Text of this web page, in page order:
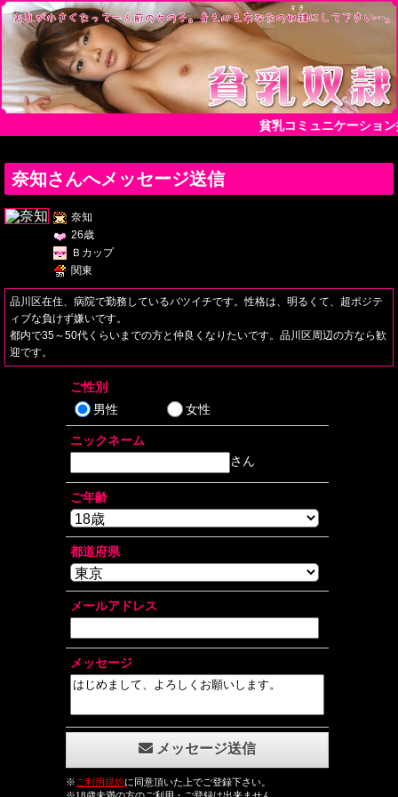
貧乳コミュニケーショ
奈知さんへメッセージ送信
奈知
26歳
Ｂカップ
関東
品川区在住、病院で勤務しているバツイチです。性格は、明るくて、超ポジテ
ィブな負けず嫌いです。
都内で35～50代くらいまでの方と仲良くなりたいです。品川区周辺の方なら歓
迎です。